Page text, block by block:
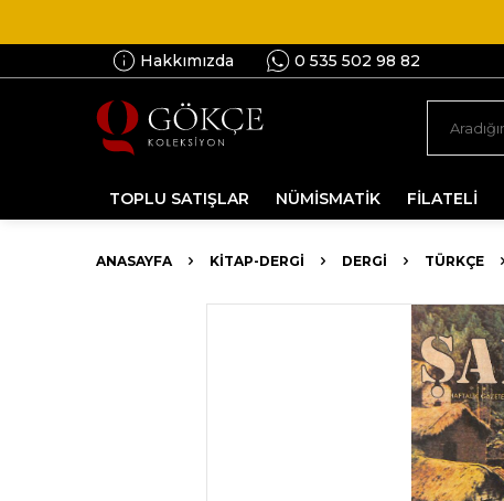
Hakkımızda 0 535 502 98 82
TOPLU SATIŞLAR NÜMİSMATİK FİLATELİ
ANASAYFA KİTAP-DERGİ DERGI TÜRKÇE